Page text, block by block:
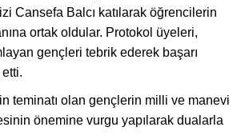
Cansefa Balcı katılarak öğrencilerin
ortak oldular. Protokol üyeleri,
gençleri tebrik ederek başarı
teminatı olan gençlerin milli ve manevi
önemine vurgu yapılarak dualarla